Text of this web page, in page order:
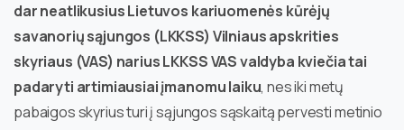
dar neatlikusius Lietuvos kariuomenės kūrėjų
savanorių sąjungos (LKKSS) Vilniaus apskrities
skyriaus (VAS) narius LKKSS VAS valdyba kviečia tai
padaryti artimiausiai įmanomu laiku, nes iki metų
pabaigos skyrius turi į sąjungos sąskaitą pervesti metinio